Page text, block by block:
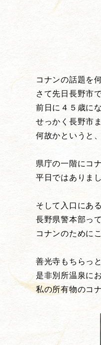
コナンの話題を
さて先日長野市
前日に４５歳に
せっかく長野市
何故かというと
県庁の一階にコ
平日ではありま
そして入口にあ
長野県警本部っ
コナンのために
善光寺もちらっ
是非別所温泉に
私の所有物のコ